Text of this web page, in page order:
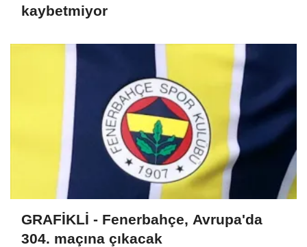
kaybetmiyor
GRAFİKLİ - Fenerbahçe, Avrupa'da
304. maçına çıkacak